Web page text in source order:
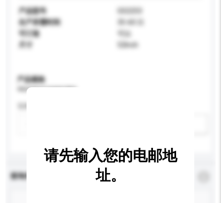
产品型号
GS2253
生产所需时间
35-60 日
可订造
可以
52Inch
产品规格
请提供您对产品的特定要求。
查询内容
请先输入您的电邮地
址。